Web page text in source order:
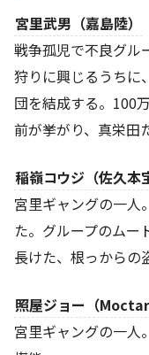
宮里武男（嘉島陸）
戦争孤児で不良グル
狩りに興じるうちに
団を結成する。100
前が挙がり、真栄田
稲嶺コウジ（佐久本
宮里ギャングの一人
た。グループのムー
長けた、根っからの
照屋ジョー（Moctar
宮里ギャングの一人